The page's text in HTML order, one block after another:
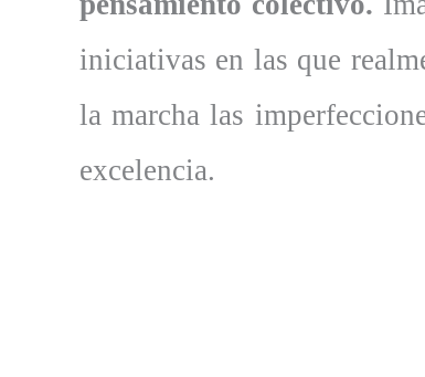
iniciativas en las que
la marcha las
excelencia.